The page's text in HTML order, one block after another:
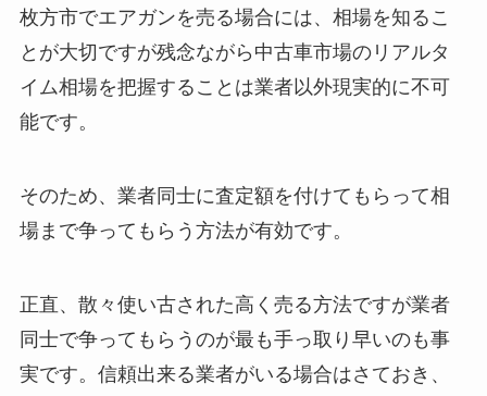
枚方市でエアガンを売る場合には、相場を知るこ
とが大切ですが残念ながら中古車市場のリアルタ
イム相場を把握することは業者以外現実的に不可
能です。
そのため、業者同士に査定額を付けてもらって相
場まで争ってもらう方法が有効です。
正直、散々使い古された高く売る方法ですが業者
同士で争ってもらうのが最も手っ取り早いのも事
実です。信頼出来る業者がいる場合はさておき、